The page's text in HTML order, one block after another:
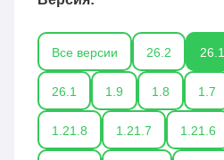
Все версии 26.2
26.1 1.9 1.8 1.7
1.21.8 1.21.7 1.21.6